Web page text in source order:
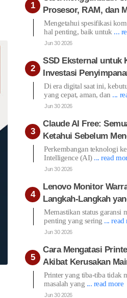
Prosesor, RAM, dan
Mengetahui spesifikasi
hal penting, baik untuk ...
Jun 30 2026
SSD Eksternal untuk
Investasi
Di era digital saat ini,
yang cepat, aman, dan ...
Jun 30 2026
Claude AI Free:
Ketahui Sebelum
Perkembangan teknologi
Intelligence (AI) ... read
Jun 30 2026
Lenovo Monitor
Langkah-Langkah
Memastikan status garansi
penting yang sering ... read
Jun 30 2026
Cara Mengatasi
Akibat Kerusakan
Printer yang tiba-tiba tidak
masalah yang ... read more
Jun 30 2026